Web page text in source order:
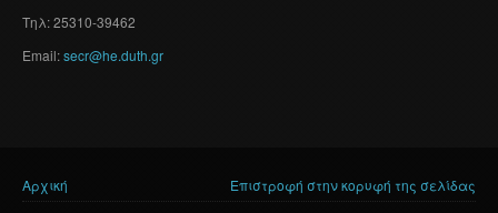
Τηλ: 25310-39462
Email:secr@he.duth.gr
Είστε εδώ
Αρχική Επιστροφή στην κορυφή της σελίδας